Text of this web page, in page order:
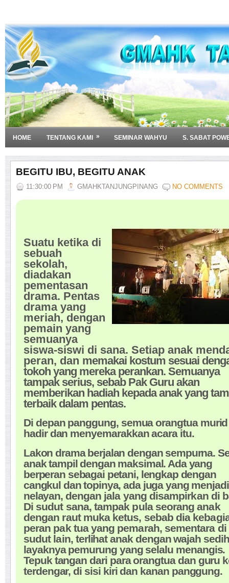
HOME TENTANG KAMI » SEMINAR WAHYU S. SABAT
BEGITU IBU, BEGITU ANAK
11:30:00 PM GMAHKTANJUNGPINANG NO COMMENTS
Suatu ketika di
sebuah
sekolah,
diadakan
pementasan
drama. Pentas
drama yang
meriah, dengan
pemain yang
semuanya
siswa-siswi di sana. Setiap anak
peran, dan memakai kostum sesuai
tokoh yang mereka perankan. Semuanya
tampak serius, sebab Pak Guru akan
memberikan hadiah kepada anak yang
terbaik dalam pentas.
Di depan panggung, semua orangtua
hadir dan menyemarakkan acara itu.
Lakon drama berjalan dengan sempurna.
anak tampil dengan maksimal. Ada yang
berperan sebagai petani, lengkap dengan
cangkul dan topinya, ada juga yang menjadi
nelayan, dengan jala yang disampirkan di
Di sudut sana, tampak pula seorang anak
dengan raut muka ketus, sebab dia
peran pak tua yang pemarah, sementara di
sudut lain, terlihat anak dengan wajah
layaknya pemurung yang selalu menangis.
Tepuk tangan dari para orangtua dan guru
terdengar, di sisi kiri dan kanan panggung.